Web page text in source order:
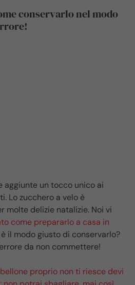
conservarlo nel modo
aggiunte un tocco unico ai
Lo zucchero a velo è
molte delizie natalizie. Noi vi
come prepararlo a casa in
il modo giusto di conservarlo?
da non commettere!
proprio non ti riesce devi